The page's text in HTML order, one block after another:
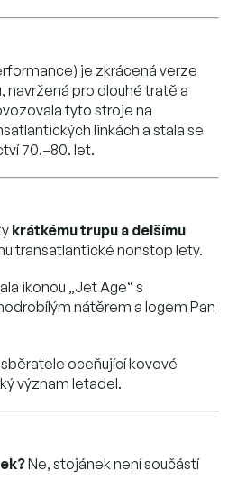
je zkrácená verze
navržená pro dlouhé tratě a
tyto stroje na
linkách a stala se
70.–80. let.
krátkému trupu a delšímu
transatlantické nonstop lety.
ikonou „Jet Age“ s
nátěrem a logem Pan
oceňující kovové
význam letadel.
Ne, stojánek není součástí